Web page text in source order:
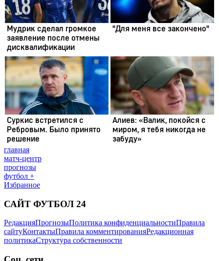
главная
матч-центр
прогнозы
футбол +
Избранное
САЙТ ФУТБОЛ 24
РедакцияПрогнозыПолитика конфиденциальностиПравила
сайтуКонтактыПравила комментированияРедакционная
политикаСтруктура собственности